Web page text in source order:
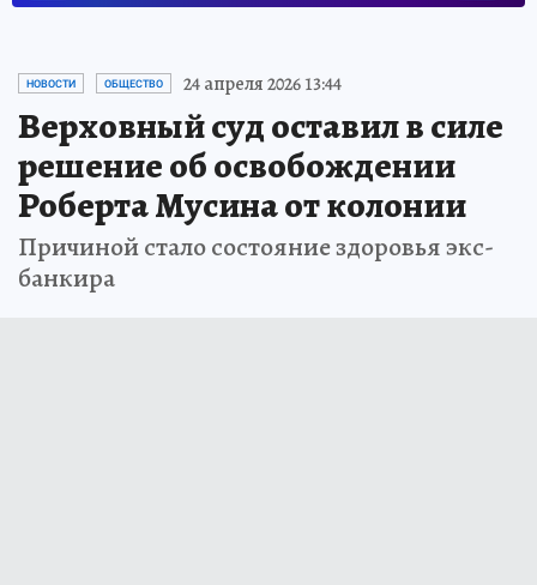
НОВОСТИ ОБЩЕСТВО 24 апреля 2026 13:44
Верховный суд оставил в силе
решение об освобождении
Роберта Мусина от колонии
Причиной стало состояние здоровья экс-
банкира